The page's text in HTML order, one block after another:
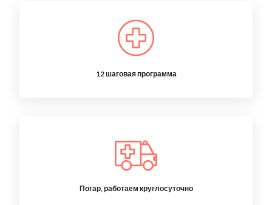
12 шаговая программа
Погар, работаем круглосуточно